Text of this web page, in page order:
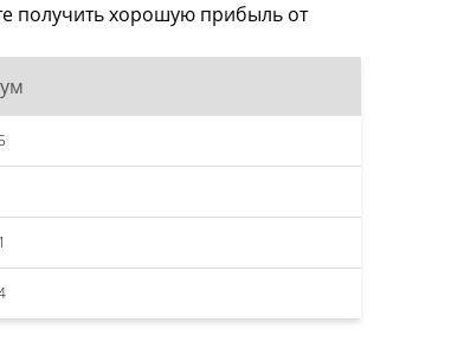
получить хорошую прибыль от